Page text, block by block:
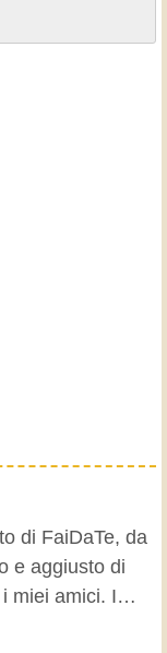
di FaiDaTe, da
e aggiusto di
miei amici. I
i primi